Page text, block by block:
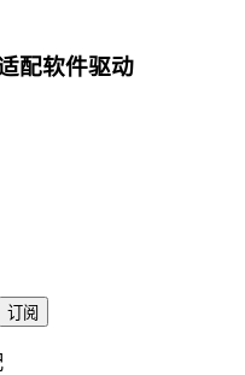
配软件驱动
订阅